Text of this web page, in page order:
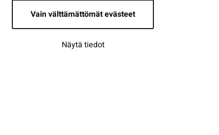
Vain välttämättömät evästeet
Näytä tiedot